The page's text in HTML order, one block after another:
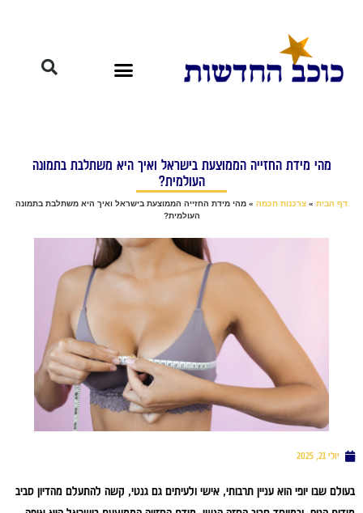
מהי מידת החזייה הממוצעת בישראל ואיך היא משתלבת בתמונה
העולמית?
דף הבית » צרכנות חכמה » מהי מידת החזייה הממוצעת בישראל ואיך היא משתלבת בתמונה
העולמית?
יולי 21, 2025
בעולם שבו יופי הוא עניין תרבותי, אישי ולעיתים גם גנטי, קשה להתעלם מהדיון סביב